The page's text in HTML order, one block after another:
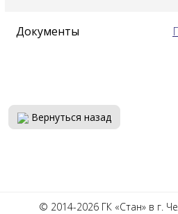
Документы
Вернуться назад
© 2014-2026 ГК «Стан» в г.